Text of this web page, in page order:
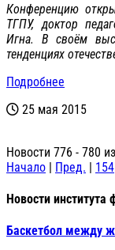
Конференцию
ТГПУ, доктор
Игна. В своём
тенденциях
Подробнее
25 мая 2015
Новости 776 - 780
Начало | Пред. | 154
Новости института
Баскетбол между